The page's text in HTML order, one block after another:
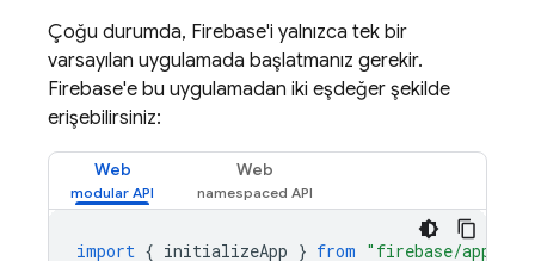
Çoğu durumda, Firebase'i yalnızca tek bir
varsayılan uygulamada başlatmanız gerekir.
Firebase'e bu uygulamadan iki eşdeğer şekilde
erişebilirsiniz:
Web Web
import { initializeApp } from "firebase/app"